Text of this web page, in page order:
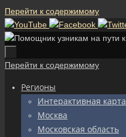
Перейти к содержимому
Перейти к содержимому
Регионы
Интерактивная карта
Москва
Московская область